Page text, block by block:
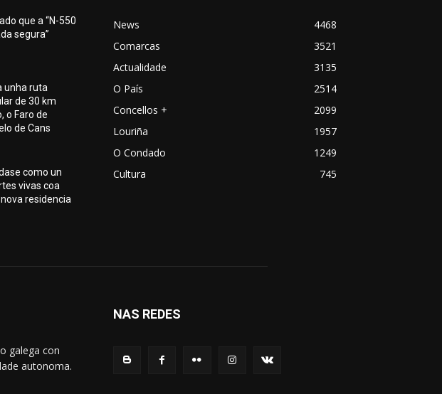
que a “N-550
segura”
unha ruta
de 30 km
o Faro de
de Cans
como un
vivas coa
residencia
News
4468
Comarcas
3521
Actualidade
3135
O País
2514
Concellos +
2099
Louriña
1957
O Condado
1249
Cultura
745
galega con
autonoma.
NAS REDES